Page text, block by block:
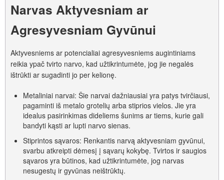
Narvas Aktyvesniam ar
Agresyvesniam Gyvūnui
Aktyvesniems ar potencialiai agresyvesniems augintiniams
reikia ypač tvirto narvo, kad užtikrintumėte, jog jie negalės
ištrūkti ar sugadinti jo per kelionę.
Metaliniai narvai: Šie narvai dažniausiai yra patys tvirčiausi,
pagaminti iš metalo grotelių arba stiprios vielos. Jie yra
idealus pasirinkimas dideliems šunims ar tiems, kurie gali
bandyti kąsti ar lupti narvo sienas.
Stiprintos sąvaros: Renkantis narvą aktyvesniam gyvūnui,
svarbu atkreipti dėmesį į sąvarų kokybę. Tvirtos ir saugios
sąvaros yra būtinos, kad užtikrintumėte, jog narvas
nesugestų ir gyvūnas neištrūktų.